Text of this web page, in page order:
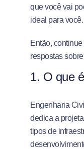
que você vai
ideal para você.
Então,
respostas
1. O que
Engenharia
dedica a
tipos de